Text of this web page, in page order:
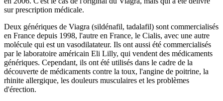
sur prescription médicale.
Deux génériques de Viagra (sildénafil, tadalafil) sont commercialisés
en France depuis 1998, l'autre en France, le Cialis, avec une autre
molécule qui est un vasodilatateur. Ils ont aussi été commercialisés
par le laboratoire américain Eli Lilly, qui vendent des médicaments
génériques. Cependant, ils ont été utilisés dans le cadre de la
découverte de médicaments contre la toux, l'angine de poitrine, la
rhinite allergique, les douleurs musculaires et les problèmes
d'érection.